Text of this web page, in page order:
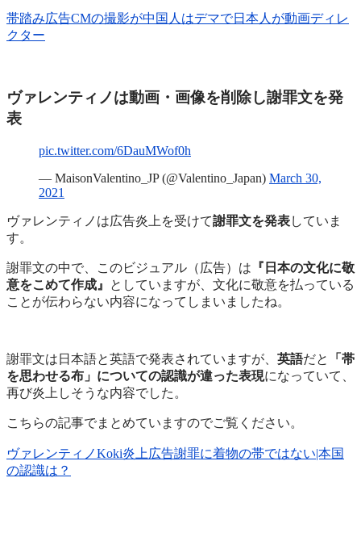
帯踏み広告CMの撮影が中国人はデマで日本人が動画ディレ
クター
ヴァレンティノは動画・画像を削除し謝罪文を発
表
pic.twitter.com/6DauMWof0h
— MaisonValentino_JP (@Valentino_Japan) March 30,
2021
ヴァレンティノは広告炎上を受けて謝罪文を発表していま
す。
謝罪文の中で、このビジュアル（広告）は 『日本の文化に敬
意をこめて作成』
としていますが、文化に敬意を払っている
ことが伝わらない内容になってしまいましたね。
謝罪文は日本語と英語で発表されていますが、 英語だと
「帯
を思わせる布」についての認識が違った表現になっていて、
再び炎上しそうな内容でした。
こちらの記事でまとめていますのでご覧ください。
ヴァレンティノKoki炎上広告謝罪に着物の帯ではない|本国
の認識は？